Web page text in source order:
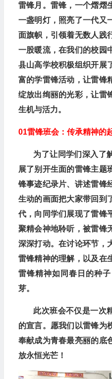
雷锋月。雷锋，一个熠熠
一盏明灯，照亮了一代又
面旗帜，引领着无数人践
一股暖流，在我们的校园
县山高学校积极组织开展
富的学雷锋活动，让雷锋
绽放出绚丽的光彩，让雷
生机与活力。
01雷锋班会：传承精神的
为了让同学们深入了
展了别开生面的雷锋主题
锋事迹纪录片、讲述雷锋
生动的画面把大家带回到
代，向同学们展现了雷锋
聚精会神地聆听，被雷锋
深深打动。在讨论环节，
雷锋精神的理解，以及在
雷锋精神如同春日的种
芽。
此次班会不仅是一次
的宣言。愿我们以雷锋为
奉献成为青春最亮丽的底
放永恒光芒！